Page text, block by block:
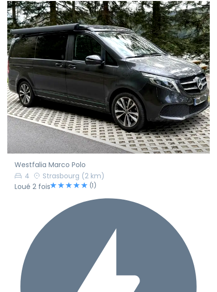
Westfalia Marco Polo
4
Strasbourg (2 km)
Loué 2 fois
(1)